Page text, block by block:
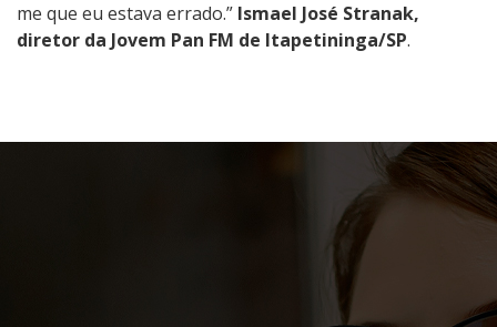
me que eu estava errado.” Ismael José Stranak,
diretor da Jovem Pan FM de Itapetininga/SP.